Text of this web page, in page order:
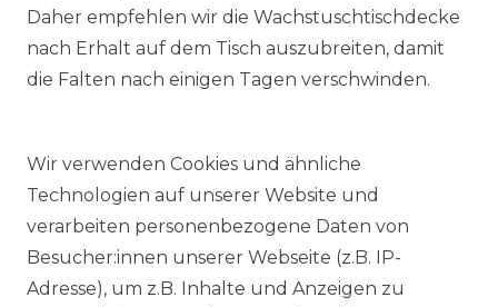
Daher empfehlen wir die Wachstuschtischdecke
nach Erhalt auf dem Tisch auszubreiten, damit
die Falten nach einigen Tagen verschwinden.
KOSTENLOSER & SCHNELLER VERSAND
Wir verwenden Cookies und ähnliche
Technologien auf unserer Website und
verarbeiten personenbezogene Daten von
Besucher:innen unserer Webseite (z.B. IP-
Adresse), um z.B. Inhalte und Anzeigen zu